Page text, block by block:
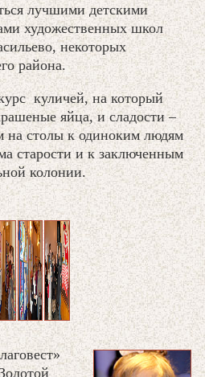
лучшими детскими
художественных школ
некоторых
района.
куличей, на который
яйца, и сладости –
на столы к одиноким людям
старости и к заключенным
колонии.